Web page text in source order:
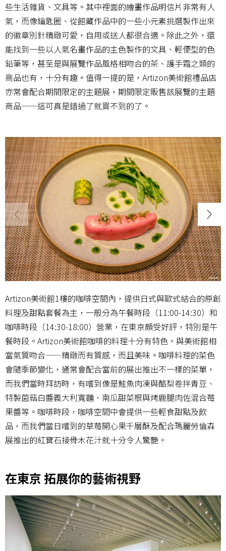
些生活雜貨、文具等。其中裡面的繪畫作品明信片非常有人
氣，而像鑰匙圈、從館藏作品中的一些小元素挑選製作出來
的徽章別針精緻可愛，自用或送人都很合適。除此之外，還
能找到一些以人氣名畫作品的主色製作的文具、輕便型的色
鉛筆等，甚至是與展覽作品風格相吻合的茶、護手霜之類的
商品也有，十分有趣。值得一提的是，Artizon美術館禮品店
亦常會配合期間限定的主題展，期間限定販售該展覽的主題
商品——這可真是錯過了就買不到的了。
Artizon美術館1樓的咖啡空間內，提供日式與歐式結合的原創
料理及甜點套餐為主，一般分為午餐時段（11:00-14:30）和
咖啡時段（14:30-18:00）營業，在東京頗受好評，特別是午
餐時段。Artizon美術館咖啡的料理十分有特色，與美術館相
當氣質吻合——精緻而有質感，而且美味。咖啡料理的菜色
會隨季節變化，通常會配合當前的展出推出不一樣的菜單，
而我們當時拜訪時，有嚐到像是鮭魚肉凍與酪梨卷拌青豆、
特製菌菇白醬義大利寬麵、南瓜甜菜根與烤鹿腿肉佐混合莓
果醬等。咖啡時段，咖啡空間中會提供一些輕食甜點及飲
品，而我們當日嚐到的草莓開心果千層酥及配合瑪麗勞倫森
展推出的紅寶石接骨木花汁就十分令人驚艷。
在東京 拓展你的藝術視野